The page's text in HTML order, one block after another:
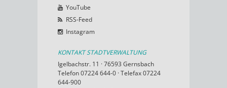
YouTube
RSS-Feed
Instagram
KONTAKT STADTVERWALTUNG
Igelbachstr. 11 · 76593 Gernsbach
Telefon 07224 644-0 · Telefax 07224
644-900